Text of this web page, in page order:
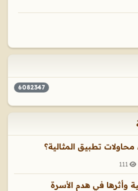
6082347
وراء محاولات تطبيق المثالية؟
تطبيق المثالية؟
111
وأثرها في هدم الأسرة